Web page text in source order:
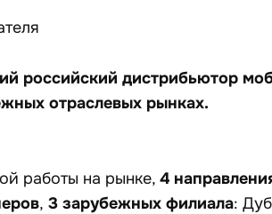
российский дистрибьютор
отраслевых рынках.
работы на рынке, 4
, 3 зарубежных филиала: